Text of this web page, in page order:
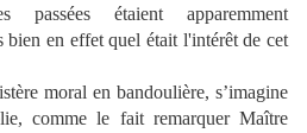
passées étaient apparemment
en effet quel était l'intérêt de cet
moral en bandoulière, s’imagine
comme le fait remarquer Maître